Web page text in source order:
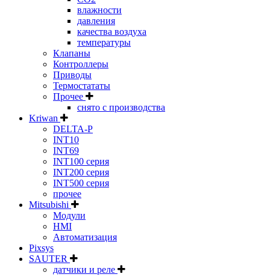
влажности
давления
качества воздуха
температуры
Клапаны
Контроллеры
Приводы
Термостататы
Прочее
снято с производства
Kriwan
DELTA-P
INT10
INT69
INT100 серия
INT200 серия
INT500 серия
прочее
Mitsubishi
Модули
HMI
Автоматизация
Pixsys
SAUTER
датчики и реле